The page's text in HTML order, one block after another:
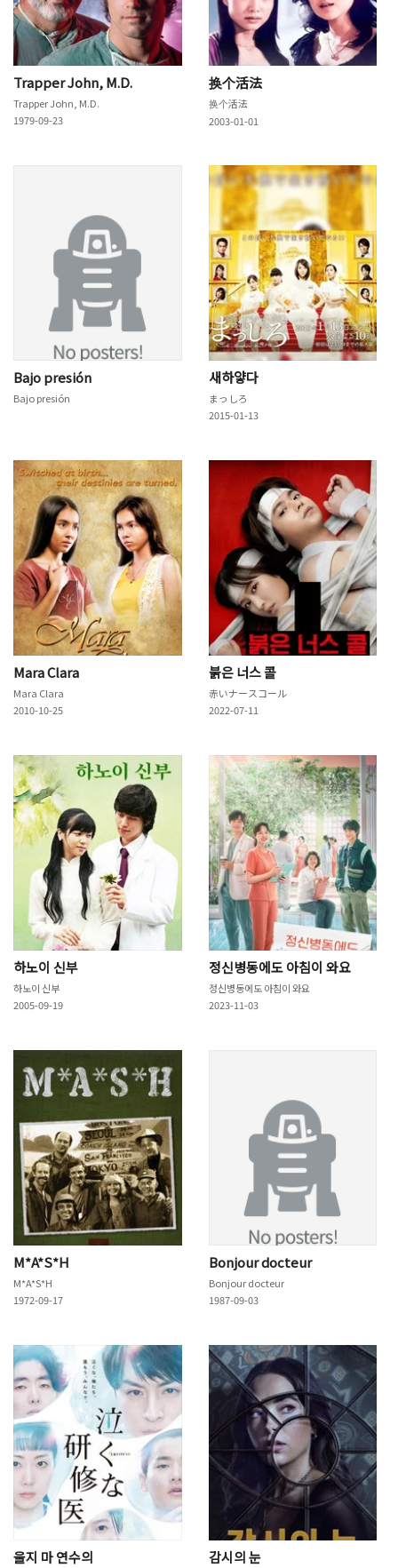
Trapper John, M.D.
Trapper John, M.D.
1979-09-23
换个活法
换个活法
2003-01-01
Bajo presión
Bajo presión
새하얗다
まっしろ
2015-01-13
Mara Clara
Mara Clara
2010-10-25
붉은 너스 콜
赤いナースコール
2022-07-11
하노이 신부
하노이 신부
2005-09-19
정신병동에도 아침이 와요
정신병동에도 아침이 와요
2023-11-03
M*A*S*H
M*A*S*H
1972-09-17
Bonjour docteur
Bonjour docteur
1987-09-03
울지 마 연수의 감시의 눈